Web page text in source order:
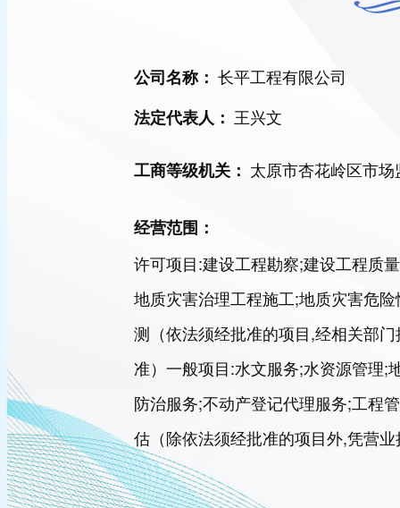
公司名称： 长平工程有限公司
法定代表人： 王兴文
工商等级机关： 太原市杏花岭区市
经营范围：
许可项目:建设工程勘察;建设工程质
地质灾害治理工程施工;地质灾害危
测（依法须经批准的项目,经相关部
准）一般项目:水文服务;水资源管理;
防治服务;不动产登记代理服务;工程
估（除依法须经批准的项目外,凭营